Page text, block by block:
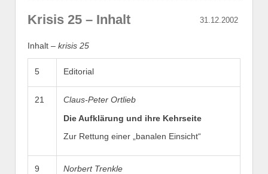
31.12.2002
Krisis 25 – Inhalt
Inhalt – krisis 25
5 Editorial
21
Claus-Peter Ortlieb
Die Aufklärung und ihre Kehrseite
Zur Rettung einer „banalen Einsicht“
9
Norbert Trenkle